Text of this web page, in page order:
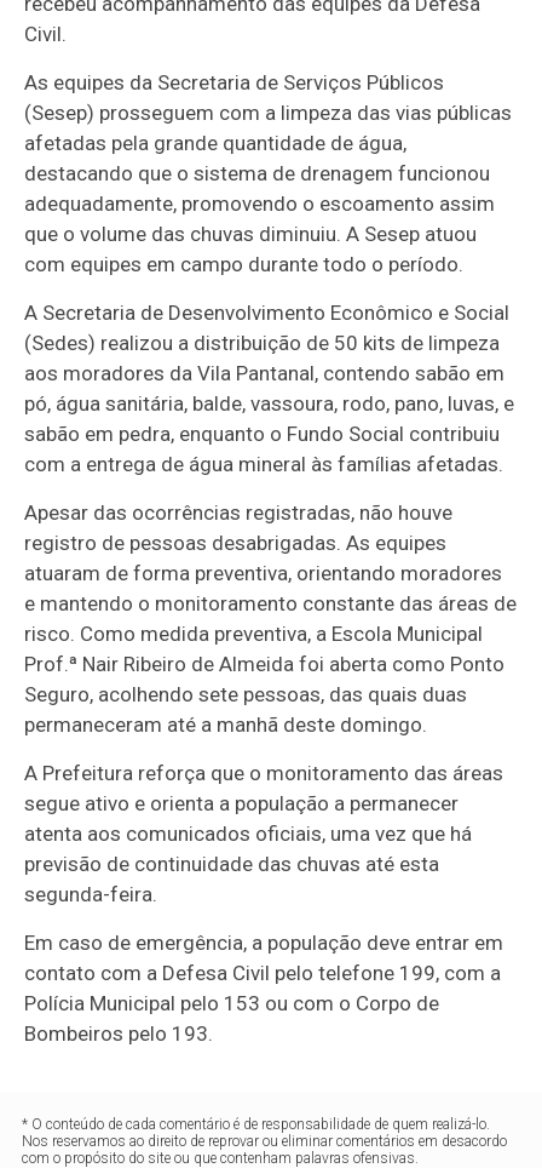
Civil.
As equipes da Secretaria de Serviços Públicos
(Sesep) prosseguem com a limpeza das vias públicas
afetadas pela grande quantidade de água,
destacando que o sistema de drenagem funcionou
adequadamente, promovendo o escoamento assim
que o volume das chuvas diminuiu. A Sesep atuou
com equipes em campo durante todo o período.
A Secretaria de Desenvolvimento Econômico e Social
(Sedes) realizou a distribuição de 50 kits de limpeza
aos moradores da Vila Pantanal, contendo sabão em
pó, água sanitária, balde, vassoura, rodo, pano, luvas, e
sabão em pedra, enquanto o Fundo Social contribuiu
com a entrega de água mineral às famílias afetadas.
Apesar das ocorrências registradas, não houve
registro de pessoas desabrigadas. As equipes
atuaram de forma preventiva, orientando moradores
e mantendo o monitoramento constante das áreas de
risco. Como medida preventiva, a Escola Municipal
Prof.ª Nair Ribeiro de Almeida foi aberta como Ponto
Seguro, acolhendo sete pessoas, das quais duas
permaneceram até a manhã deste domingo.
A Prefeitura reforça que o monitoramento das áreas
segue ativo e orienta a população a permanecer
atenta aos comunicados oficiais, uma vez que há
previsão de continuidade das chuvas até esta
segunda-feira.
Em caso de emergência, a população deve entrar em
contato com a Defesa Civil pelo telefone 199, com a
Polícia Municipal pelo 153 ou com o Corpo de
Bombeiros pelo 193.
* O conteúdo de cada comentário é de responsabilidade de quem realizá-lo.
Nos reservamos ao direito de reprovar ou eliminar comentários em desacordo
com o propósito do site ou que contenham palavras ofensivas.